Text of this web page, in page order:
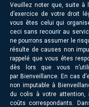
Veuillez noter que, suite à
d’exercice de votre droit
vous êtes celui qui
ceci sans recourir au
ne pourrons assumer le
résulte de causes non
rappelé que vous êtes
dès lors que vous
par Bienveillance. En cas
non imputable à
du colis à votre attention,
coûts correspondants.